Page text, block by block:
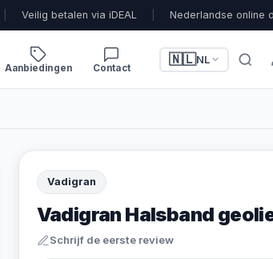
Veilig betalen via iDEAL Nederlandse online
Aanbiedingen Contact
🇳🇱NL
Vadigran
Vadigran Halsband
Schrijf de eerste review